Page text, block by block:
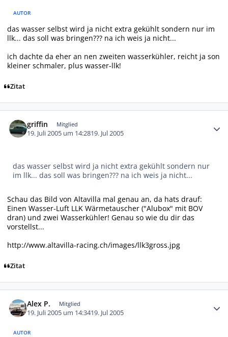
AUTOR
das wasser selbst wird ja nicht extra gekühlt sondern nur im
llk... das soll was bringen??? na ich weis ja nicht...
ich dachte da eher an nen zweiten wasserkühler, reicht ja son
kleiner schmaler, plus wasser-llk!
Zitat
griffin Mitglied
19. Juli 2005 um 14:2819. Jul 2005
das wasser selbst wird ja nicht extra gekühlt sondern nur
im llk... das soll was bringen??? na ich weis ja nicht...
Schau das Bild von Altavilla mal genau an, da hats drauf:
Einen Wasser-Luft LLK Wärmetauscher ("Alubox" mit BOV
dran) und zwei Wasserkühler! Genau so wie du dir das
vorstellst...
http://www.altavilla-racing.ch/images/llk3gross.jpg
Zitat
Alex P. Mitglied
19. Juli 2005 um 14:3419. Jul 2005
AUTOR